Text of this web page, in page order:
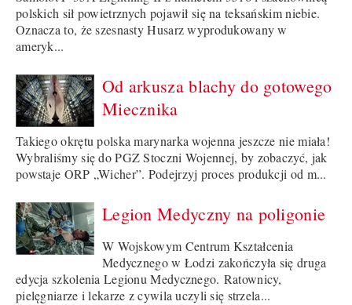
polskich sił powietrznych pojawił się na teksańskim niebie.
Oznacza to, że szesnasty Husarz wyprodukowany w
ameryk...
Od arkusza blachy do gotowego
Miecznika
Takiego okrętu polska marynarka wojenna jeszcze nie miała!
Wybraliśmy się do PGZ Stoczni Wojennej, by zobaczyć, jak
powstaje ORP „Wicher”. Podejrzyj proces produkcji od m...
Legion Medyczny na poligonie
W Wojskowym Centrum Kształcenia
Medycznego w Łodzi zakończyła się druga
edycja szkolenia Legionu Medycznego. Ratownicy,
pielęgniarze i lekarze z cywila uczyli się strzela...